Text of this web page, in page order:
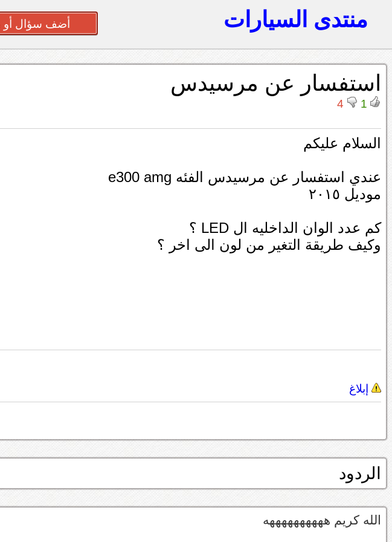
منتدى السيارات أضف سؤال أو
استفسار عن مرسيدس
1
4
السلام عليكم
عندي استفسار عن مرسيدس الفئه e300 amg
موديل ٢٠١٥
كم عدد الوان الداخليه ال LED ؟
وكيف طريقة التغير من لون الى اخر ؟
إبلاغ
الردود
الله كريم ههههههههههه